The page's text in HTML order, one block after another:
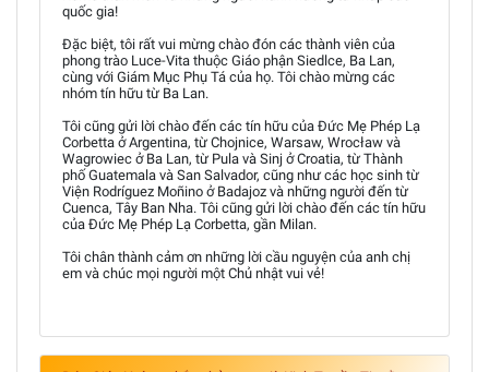
quốc gia!
Đặc biệt, tôi rất vui mừng chào đón các thành viên của
phong trào Luce-Vita thuộc Giáo phận Siedlce, Ba Lan,
cùng với Giám Mục Phụ Tá của họ. Tôi chào mừng các
nhóm tín hữu từ Ba Lan.
Tôi cũng gửi lời chào đến các tín hữu của Đức Mẹ Phép Lạ
Corbetta ở Argentina, từ Chojnice, Warsaw, Wrocław và
Wagrowiec ở Ba Lan, từ Pula và Sinj ở Croatia, từ Thành
phố Guatemala và San Salvador, cũng như các học sinh từ
Viện Rodríguez Moñino ở Badajoz và những người đến từ
Cuenca, Tây Ban Nha. Tôi cũng gửi lời chào đến các tín hữu
của Đức Mẹ Phép Lạ Corbetta, gần Milan.
Tôi chân thành cảm ơn những lời cầu nguyện của anh chị
em và chúc mọi người một Chủ nhật vui vẻ!